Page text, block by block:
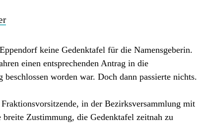
keine Gedenktafel für die Namensgeberin.
einen entsprechenden Antrag in die
worden war. Doch dann passierte nichts.
in der Bezirksversammlung mit
Zustimmung, die Gedenktafel zeitnah zu